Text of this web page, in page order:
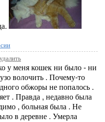
удалить
у меня кошек ни было - ни
волочить . Почему-то
обжоры не попалось .
. Правда , недавно была
, больная была . Не
в деревне . Умерла